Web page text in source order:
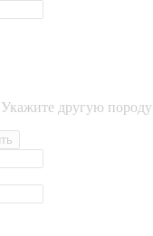
Укажите другую породу